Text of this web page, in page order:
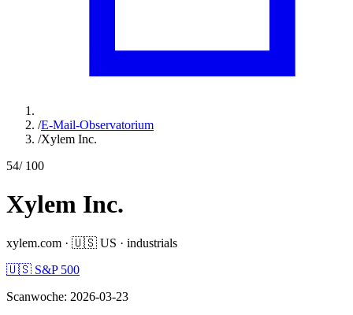
/E-Mail-Observatorium
/Xylem Inc.
54/ 100
Xylem Inc.
xylem.com · 🇺🇸 US · industrials
🇺🇸 S&P 500
Scanwoche: 2026-03-23